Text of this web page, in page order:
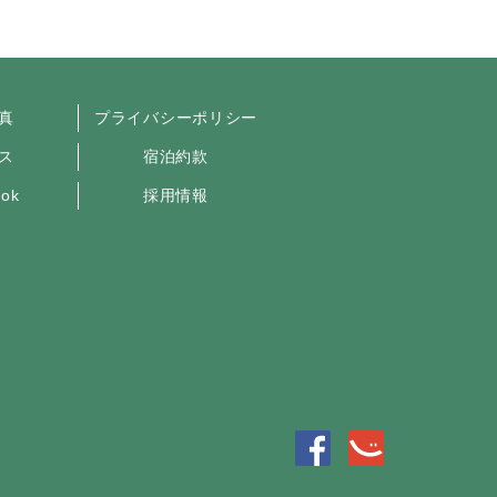
プライバシーポリシー
宿泊約款
採用情報